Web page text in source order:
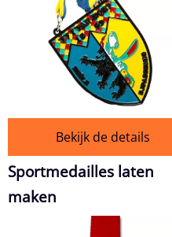
Bekijk de details
Sportmedailles laten
maken